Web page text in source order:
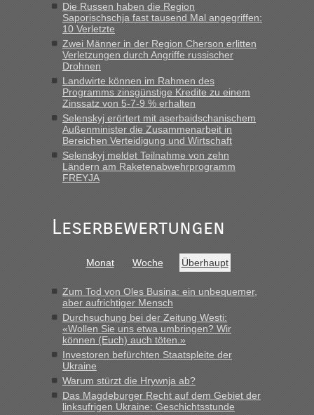
Bernd D-UAinBerichte und Reisetipps • Re: An
welchem Grenzübergang zwischen Polen und
der Ukraine geht es am schnellsten?
„Bin am Montag 15.6.26 um 8 Uhr in Urgyniw ausgereist,
das erste Mal an einem Montagmorgen ca. 15 Fahrzeuge
vor mir, bin sonst der Erste oder Zweite, egal, nach ca 20
Minuten wurde dann die nächste Welle...“
Berichte und Reisetipps • Re: An welchem
Grenzübergang zwischen Polen und der Ukraine
geht es am schnellsten?
„Derzeit, ist es überall sehr voll an den Grenzen Ukraine/
Die Russen haben die Region
Saporischschja fast tausend Mal angegriffen:
10 Verletzte
Zwei Männer in der Region Cherson erlitten
Verletzungen durch Angriffe russischer
Drohnen
Landwirte können im Rahmen des
Programms zinsgünstige Kredite zu einem
Zinssatz von 5-7-9 % erhalten
Selenskyj erörtert mit aserbaidschanischem
Außenminister die Zusammenarbeit in
Bereichen Verteidigung und Wirtschaft
Selenskyj meldet Teilnahme von zehn
Ländern am Raketenabwehrprogramm
FREYJA
Leserbewertungen
Monat Woche Überhaupt
Zum Tod von Oles Busina: ein unbequemer,
aber aufrichtiger Mensch
Durchsuchung bei der Zeitung Westi:
«Wollen Sie uns etwa umbringen? Wir
können (Euch) auch töten.»
Investoren befürchten Staatspleite der
Ukraine
Warum stürzt die Hrywnja ab?
Das Magdeburger Recht auf dem Gebiet der
linksufrigen Ukraine: Geschichtsstunde